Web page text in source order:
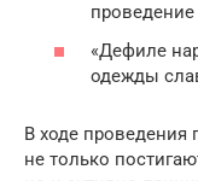
«Дефиле
одежды
В ходе
не только